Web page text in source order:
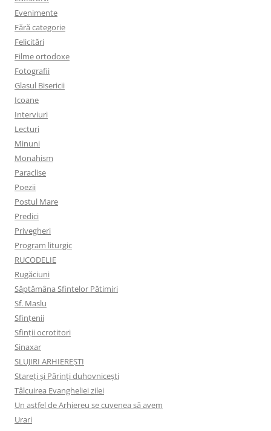
Evenimente
Fără categorie
Felicitări
Filme ortodoxe
Fotografii
Glasul Bisericii
Icoane
Interviuri
Lecturi
Minuni
Monahism
Paraclise
Poezii
Postul Mare
Predici
Privegheri
Program liturgic
RUCODELIE
Rugăciuni
Săptămâna Sfintelor Pătimiri
Sf. Maslu
Sfințenii
Sfinții ocrotitori
Sinaxar
SLUJIRI ARHIEREȘTI
Stareți și Părinți duhovnicești
Tâlcuirea Evangheliei zilei
Un astfel de Arhiereu se cuvenea să avem
Urari